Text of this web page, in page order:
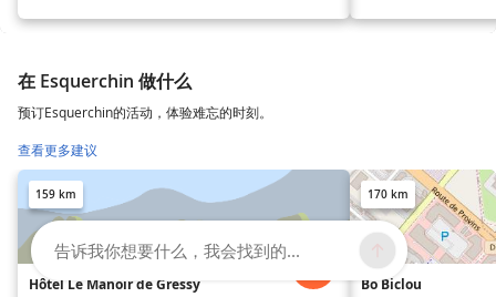
在 Esquerchin 做什么
预订Esquerchin的活动，体验难忘的时刻。
查看更多建议
159 km
Hôtel Le Manoir de Gressy
170 km
Bo Biclou
告诉我你想要什么，我会找到的...